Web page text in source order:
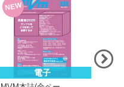
NEW
電子